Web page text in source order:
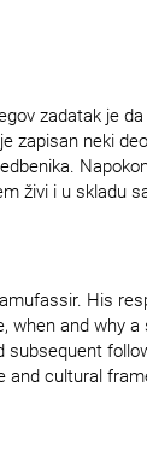
zadatak je
zapisan neki
živi i u skladu
His
when and why
cultural